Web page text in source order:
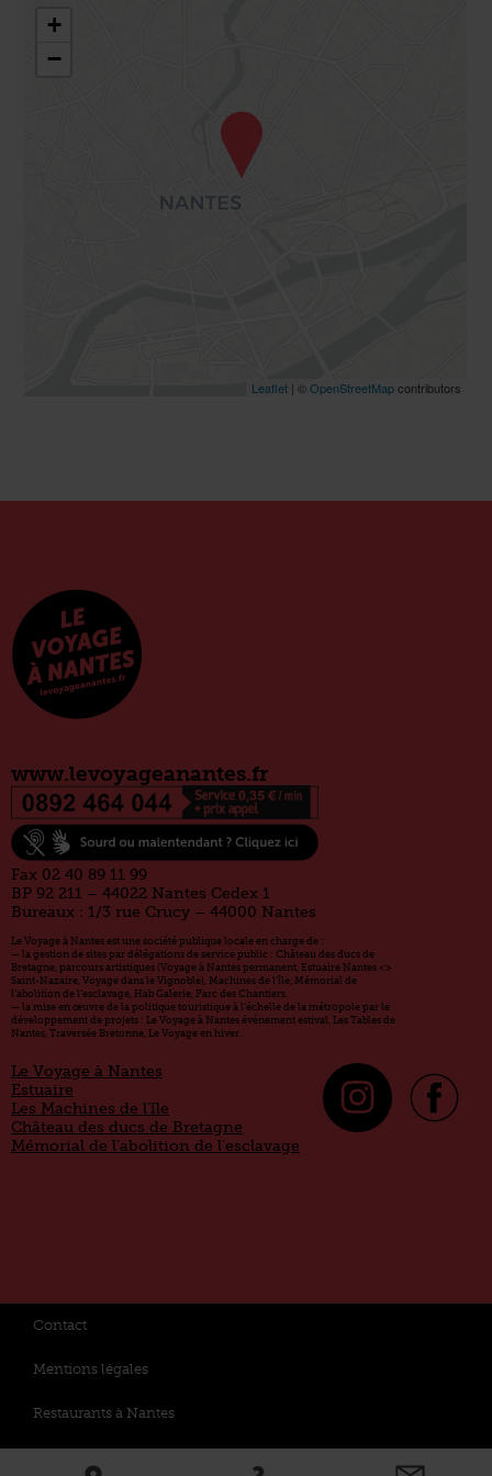
www.levoyageanantes.fr
Fax 02 40 89 11 99
BP 92 211 – 44022 Nantes Cedex 1
Bureaux : 1/3 rue Crucy – 44000 Nantes
Le Voyage à Nantes est une société publique locale en charge de :
— la gestion de sites par délégations de service public : Château des ducs de
Bretagne, parcours artistiques (Voyage à Nantes permanent, Estuaire Nantes <>
Saint-Nazaire, Voyage dans le Vignoble), Machines de l’île, Mémorial de
l’abolition de l’esclavage, Hab Galerie, Parc des Chantiers.
— la mise en œuvre de la politique touristique à l’échelle de la métropole par le
développement de projets : Le Voyage à Nantes événement estival, Les Tables de
Nantes, Traversée Bretonne, Le Voyage en hiver.
Le Voyage à Nantes
Estuaire
Les Machines de l’île
Château des ducs de Bretagne
Mémorial de l’abolition de l’esclavage
Contact
Mentions légales
Restaurants à Nantes